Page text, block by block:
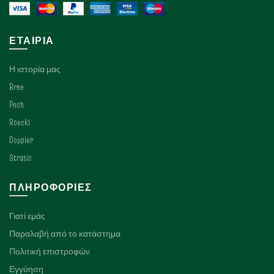
ΕΤΑΙΡΊΑ
Η ιστορία μας
Bree
Pnch
Roeckl
Doppler
Stratic
ΠΛΗΡΟΦΟΡΊΕΣ
Γιατί εμάς
Παραλαβή από το κατάστημα
Πολιτική επιστροφών
Εγγύηση